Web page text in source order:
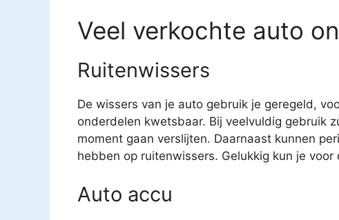
Veel verkochte auto
Ruitenwissers
De wissers van je auto gebruik je geregeld,
onderdelen kwetsbaar. Bij veelvuldig gebruik
moment gaan verslijten. Daarnaast kunnen
hebben op ruitenwissers. Gelukkig kun je
Auto accu